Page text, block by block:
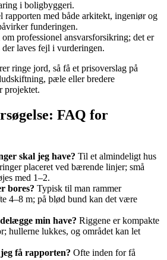
i boligbyggeri.
rapporten med både arkitekt, ingeniør og
funderingen.
om professionel ansvarsforsikring; det er
laves fejl i vurderingen.
ringe jord, så få et prisoverslag på
pæle eller bredere
projektet.
FAQ for
skal jeg have? Til et almindeligt hus
placeret ved bærende linjer; små
med 1–2.
bores? Typisk til man rammer
4–8 m; på blød bund kan det være
min have? Riggene er kompakte
hullerne lukkes, og området kan let
få rapporten? Ofte inden for få